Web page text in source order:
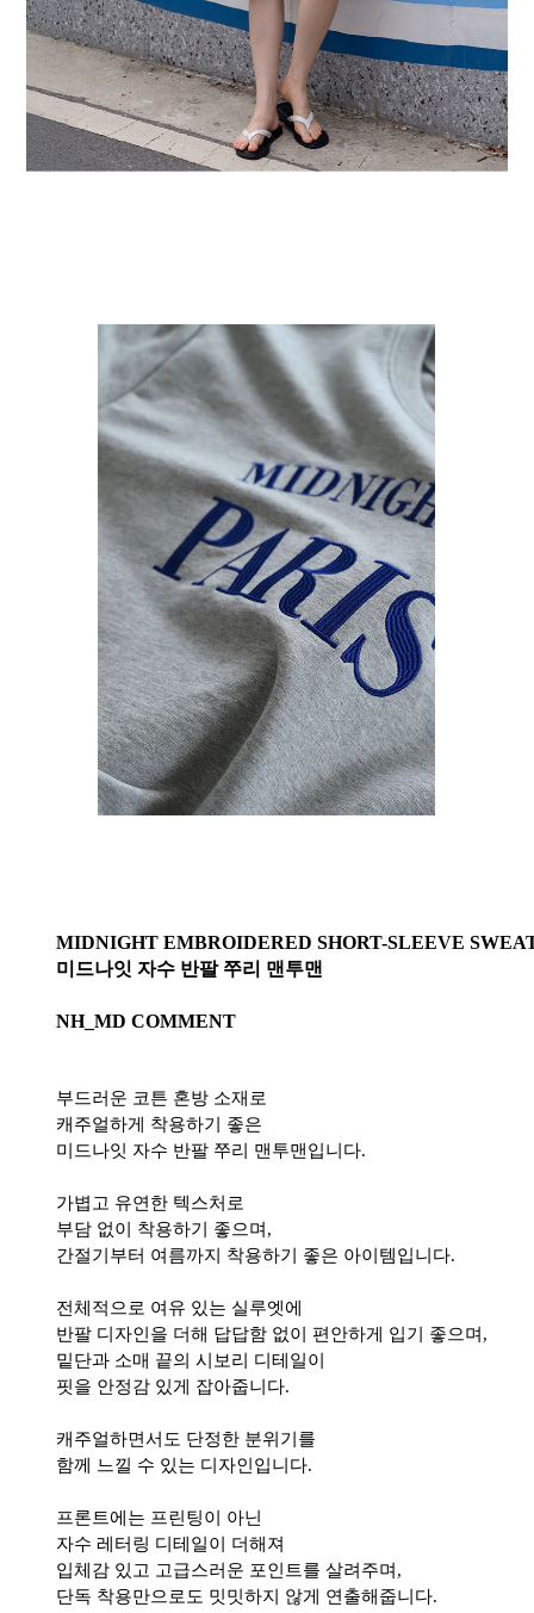
MIDNIGHT EMBROIDERED SHORT-SLEEVE
미드나잇 자수 반팔 쭈리 맨투맨
NH_MD COMMENT
부드러운 코튼 혼방 소재로
캐주얼하게 착용하기 좋은
미드나잇 자수 반팔 쭈리 맨투맨입니다.
가볍고 유연한 텍스처로
부담 없이 착용하기 좋으며,
간절기부터 여름까지 착용하기 좋은 아이템입니다.
전체적으로 여유 있는 실루엣에
반팔 디자인을 더해 답답함 없이 편안하게 입기 좋으며,
밑단과 소매 끝의 시보리 디테일이
핏을 안정감 있게 잡아줍니다.
캐주얼하면서도 단정한 분위기를
함께 느낄 수 있는 디자인입니다.
프론트에는 프린팅이 아닌
자수 레터링 디테일이 더해져
입체감 있고 고급스러운 포인트를 살려주며,
단독 착용만으로도 밋밋하지 않게 연출해줍니다.